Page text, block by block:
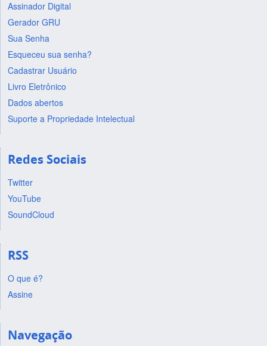
Assinador Digital
Gerador GRU
Sua Senha
Esqueceu sua senha?
Cadastrar Usuário
Livro Eletrônico
Dados abertos
Suporte a Propriedade Intelectual
Redes Sociais
Twitter
YouTube
SoundCloud
RSS
O que é?
Assine
Navegação